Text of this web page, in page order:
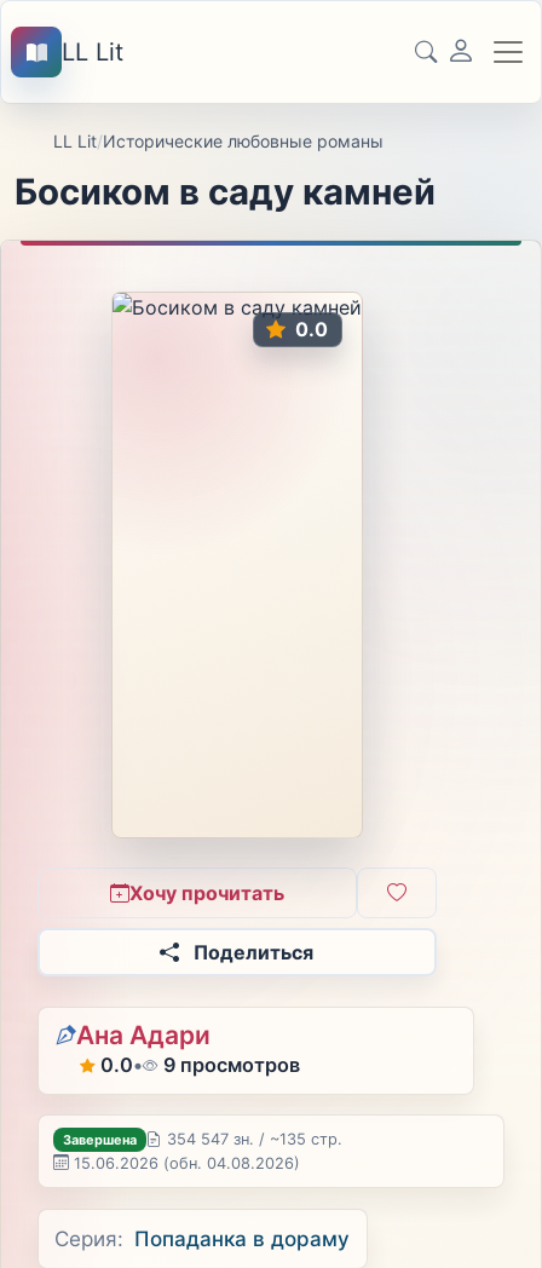
LL Lit
LL Lit/Исторические любовные романы
Босиком в саду камней
0.0
Хочу прочитать
Поделиться
Ана Адари
0.0• 9 просмотров
Завершена
354 547 зн. / ~135 стр.
15.06.2026 (обн. 04.08.2026)
Серия: Попаданка в дораму